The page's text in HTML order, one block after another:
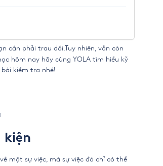
cần phải trau dồi.Tuy nhiên, vẫn còn
hôm nay hãy cùng YOLA tìm hiểu kỹ
kiểm tra nhé!
kiện
một sự việc, mà sự việc đó chỉ có thể